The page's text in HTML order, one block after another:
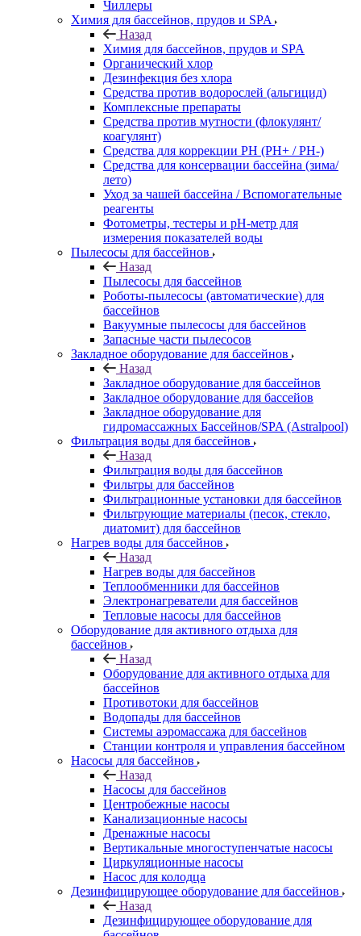
Чиллеры
Химия для бассейнов, прудов и SPA
Назад
Химия для бассейнов, прудов и SPA
Органический хлор
Дезинфекция без хлора
Средства против водорослей (альгицид)
Комплексные препараты
Средства против мутности (флокулянт/
коагулянт)
Средства для коррекции PH (PH+ / PH-)
Средства для консервации бассейна (зима/
лето)
Уход за чашей бассейна / Вспомогательные
реагенты
Фотометры, тестеры и рН-метр для
измерения показателей воды
Пылесосы для бассейнов
Назад
Пылесосы для бассейнов
Роботы-пылесосы (автоматические) для
бассейнов
Вакуумные пылесосы для бассейнов
Запасные части пылесосов
Закладное оборудование для бассейнов
Назад
Закладное оборудование для бассейнов
Закладное оборудование для бассейов
Закладное оборудование для
гидромассажных Бассейнов/SPA (Astralpool)
Фильтрация воды для бассейнов
Назад
Фильтрация воды для бассейнов
Фильтры для бассейнов
Фильтрационные установки для бассейнов
Фильтрующие материалы (песок, стекло,
диатомит) для бассейнов
Нагрев воды для бассейнов
Назад
Нагрев воды для бассейнов
Теплообменники для бассейнов
Электронагреватели для бассейнов
Тепловые насосы для бассейнов
Оборудование для активного отдыха для
бассейнов
Назад
Оборудование для активного отдыха для
бассейнов
Противотоки для бассейнов
Водопады для бассейнов
Системы аэромассажа для бассейнов
Станции контроля и управления бассейном
Насосы для бассейнов
Назад
Насосы для бассейнов
Центробежные насосы
Канализационные насосы
Дренажные насосы
Вертикальные многоступенчатые насосы
Циркуляционные насосы
Насос для колодца
Дезинфицирующее оборудование для бассейнов
Назад
Дезинфицирующее оборудование для